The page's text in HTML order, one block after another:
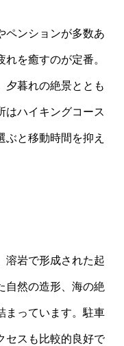
ペンションが多数あ
を癒すのが定番。
夕暮れの絶景ととも
はハイキングコース
と移動時間を抑え
溶岩で形成された起
自然の造形、海の絶
まっています。駐車
セスも比較的良好で